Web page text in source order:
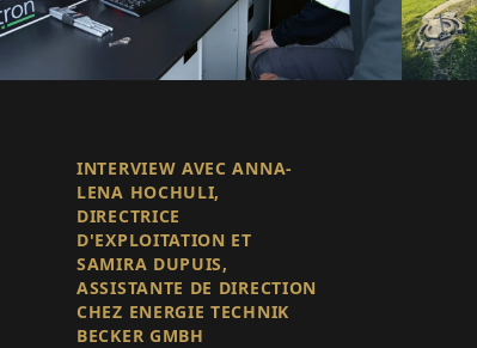
INTERVIEW AVEC ANNA-
LENA HOCHULI,
DIRECTRICE
D'EXPLOITATION ET
SAMIRA DUPUIS,
ASSISTANTE DE DIRECTION
CHEZ ENERGIE TECHNIK
BECKER GMBH